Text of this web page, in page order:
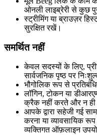
ओनली लाइब्रेरी से कुछ
स्ट्रीमिंग या ब्राउज़र
सुरक्षित रखें।
समर्थित नहीं
केवल सदस्यों के लिए,
सार्वजनिक पृष्ठ पर
भौगोलिक रूप से
लॉगिन, टोकन या
क्रैक नहीं करते और न
आपके द्वारा सहेजी गई
करना या व्यावसायिक
व्यक्तिगत ऑफ़लाइन